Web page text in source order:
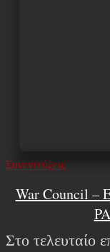
Συνεντεύξεις
War Council –
Στο τελευταίο